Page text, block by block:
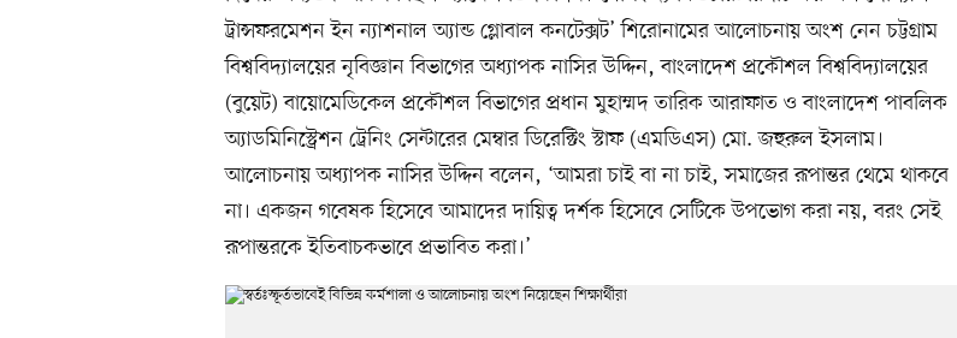
ট্রান্সফরমেশন ইন ন্যাশনাল অ্যান্ড গ্লোবাল কনটেক্সট’ শিরোনামের আলোচনায় অংশ নেন চট্টগ্রাম
বিশ্ববিদ্যালয়ের নৃবিজ্ঞান বিভাগের অধ্যাপক নাসির উদ্দিন, বাংলাদেশ প্রকৌশল বিশ্ববিদ্যালয়ের
(বুয়েট) বায়োমেডিকেল প্রকৌশল বিভাগের প্রধান মুহাম্মদ তারিক আরাফাত ও বাংলাদেশ পাবলিক
অ্যাডমিনিস্ট্রেশন ট্রেনিং সেন্টারের মেম্বার ডিরেক্টিং স্টাফ (এমডিএস) মো. জহুরুল ইসলাম।
আলোচনায় অধ্যাপক নাসির উদ্দিন বলেন, ‘আমরা চাই বা না চাই, সমাজের রূপান্তর থেমে থাকবে
না। একজন গবেষক হিসেবে আমাদের দায়িত্ব দর্শক হিসেবে সেটিকে উপভোগ করা নয়, বরং সেই
রূপান্তরকে ইতিবাচকভাবে প্রভাবিত করা।’